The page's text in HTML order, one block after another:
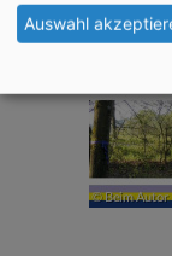
Auswahl